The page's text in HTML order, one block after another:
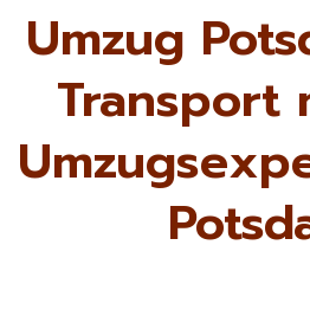
Umzug
Transport